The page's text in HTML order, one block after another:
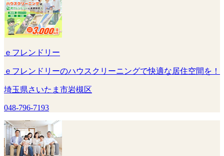
ｅフレンドリー
ｅフレンドリーのハウスクリーニングで快適な居住空間を！
埼玉県さいたま市岩槻区
048-796-7193